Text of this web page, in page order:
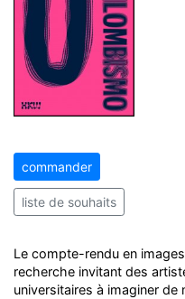
commander
liste de souhaits
Le compte-rendu en
recherche invitant des
universitaires à imaginer